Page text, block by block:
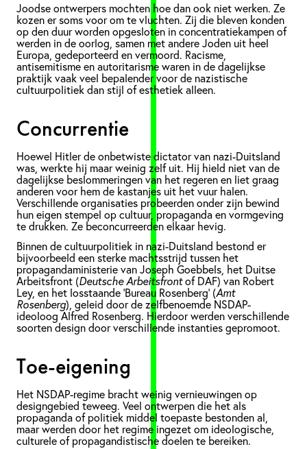
Joodse ontwerpers mochten hoe dan ook niet werken. Ze
kozen er soms voor om te vluchten. Zij die bleven konden
op den duur worden opgesloten in concentratiekampen of
werden in de oorlog, samen met andere Joden uit heel
Europa, gedeporteerd en vermoord. Racisme,
antisemitisme en autoritarisme waren in de dagelijkse
praktijk vaak veel bepalender voor de nazistische
cultuurpolitiek dan stijl of esthetiek alleen.
Concurrentie
Hoewel Hitler de onbetwiste dictator van nazi-Duitsland
was, werkte hij maar weinig zelf uit. Hij hield niet van de
dagelijkse beslommeringen van het regeren en liet graag
anderen voor hem de kastanjes uit het vuur halen.
Verschillende organisaties probeerden onder zijn bewind
hun eigen stempel op cultuur, propaganda en vormgeving
te drukken. Ze beconcurreerden elkaar hevig.
Binnen de cultuurpolitiek in nazi-Duitsland bestond er
bijvoorbeeld een sterke machtsstrijd tussen het
propagandaministerie van Joseph Goebbels, het Duitse
Arbeitsfront (Deutsche Arbeitsfrontof DAF) van Robert
Ley, en het losstaande ‘Bureau Rosenberg’ (Amt
Rosenberg), geleid door de zelfbenoemde NSDAP-
ideoloog Alfred Rosenberg. Hierdoor werden verschillende
soorten design door verschillende instanties gepromoot.
Toe-eigening
Het NSDAP-regime bracht weinig vernieuwingen op
designgebied teweeg. Veel ontwerpen die het als
propaganda of politiek middel toepaste bestonden al,
maar werden door het regime ingezet om ideologische,
culturele of propagandistische doelen te bereiken.